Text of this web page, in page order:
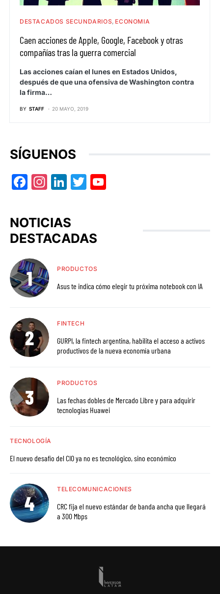
DESTACADOS SECUNDARIOS ECONOMIA
Caen acciones de Apple, Google, Facebook y otras
compañías tras la guerra comercial
Las acciones caían el lunes en Estados Unidos,
después de que una ofensiva de Washington contra
la firma…
BY STAFF 20 MAYO, 2019
SÍGUENOS
Facebook
Instagram
LinkedIn
Twitter
NOTICIAS
DESTACADAS
PRODUCTOS
Asus te indica cómo elegir tu próxima notebook con IA
FINTECH
GURPI, la fintech argentina, habilita el acceso a activos
productivos de la nueva economía urbana
PRODUCTOS
Las fechas dobles de Mercado Libre y para adquirir
tecnologías Huawei
TECNOLOGÍA
El nuevo desafío del CIO ya no es tecnológico, sino económico
TELECOMUNICACIONES
CRC fija el nuevo estándar de banda ancha que llegará
a 300 Mbps